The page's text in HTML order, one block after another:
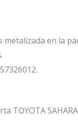
metalizada en la
TOYOTA